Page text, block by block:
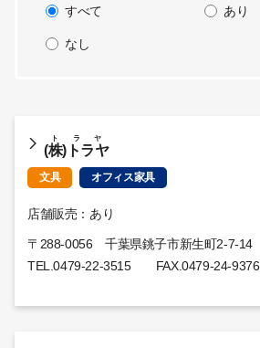
すべて
あり
なし
(株)トラヤ
トラヤ
文具 オフィス家具
店舗販売：あり
〒288-0056 千葉県銚子市新生町2-7-14
TEL.0479-22-3515FAX.0479-24-9376